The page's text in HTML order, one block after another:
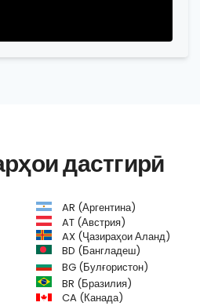
дастгирӣ
AR (Аргентина)
AT (Австрия)
AX (Ҷазираҳои Аланд)
BD (Бангладеш)
BG (Булғористон)
BR (Бразилия)
CA (Канада)